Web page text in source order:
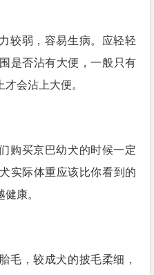
较弱，容易生病。应轻轻
是否沾有大便，一般只有
会沾上大便。
购买京巴幼犬的时候一定
实际体重应该比你看到的
康。
毛，较成犬的披毛柔细，